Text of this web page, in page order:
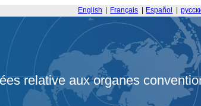
English Français Español
relative aux organes